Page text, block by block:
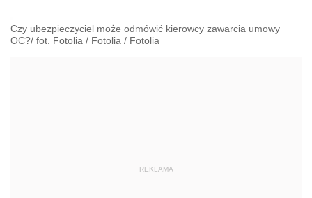
Czy ubezpieczyciel może odmówić kierowcy zawarcia umowy
OC?/ fot. Fotolia / Fotolia / Fotolia